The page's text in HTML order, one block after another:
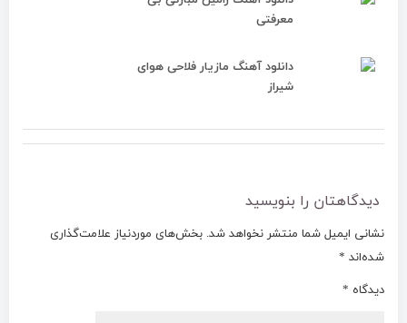
معرفتی
دانلود آهنگ مازیار فلاحی هوای
شیراز
دیدگاهتان را بنویسید
نشانی ایمیل شما منتشر نخواهد شد. بخش‌های موردنیاز علامت‌گذاری
شده‌اند *
دیدگاه *